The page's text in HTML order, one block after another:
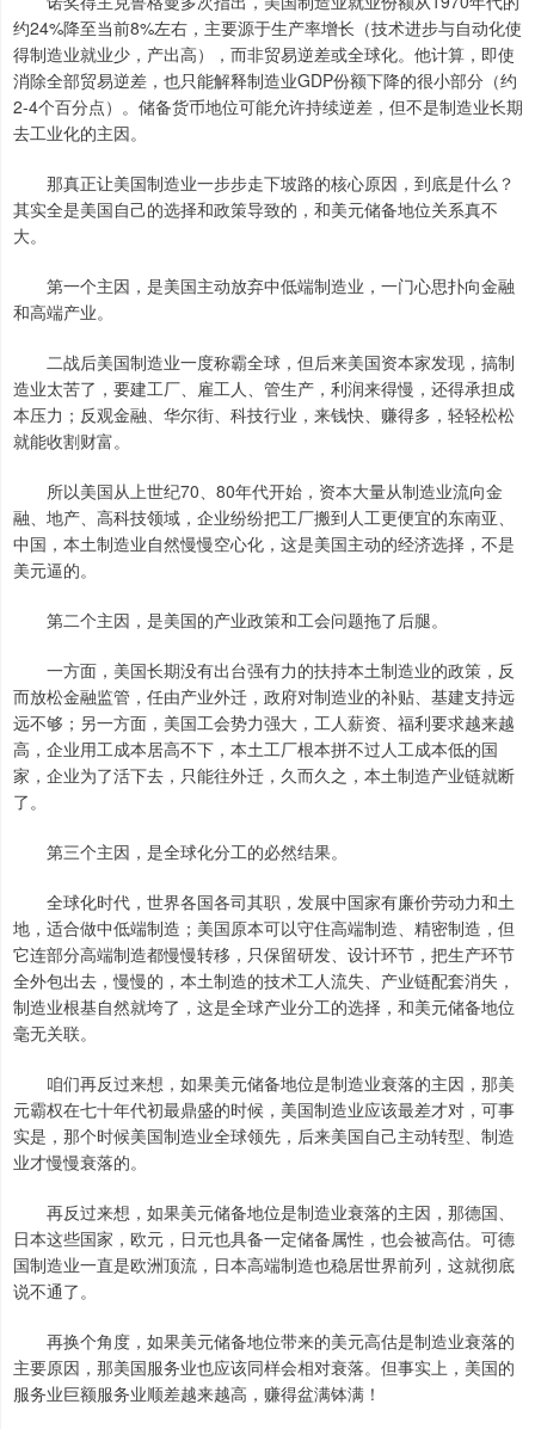
约24%降至当前8%左右，主要源于生产率增长（技术进步与自动化使
得制造业就业少，产出高），而非贸易逆差或全球化。他计算，即使
消除全部贸易逆差，也只能解释制造业GDP份额下降的很小部分（约
2-4个百分点）。储备货币地位可能允许持续逆差，但不是制造业长期
去工业化的主因。
那真正让美国制造业一步步走下坡路的核心原因，到底是什么？
其实全是美国自己的选择和政策导致的，和美元储备地位关系真不
大。
第一个主因，是美国主动放弃中低端制造业，一门心思扑向金融
和高端产业。
二战后美国制造业一度称霸全球，但后来美国资本家发现，搞制
造业太苦了，要建工厂、雇工人、管生产，利润来得慢，还得承担成
本压力；反观金融、华尔街、科技行业，来钱快、赚得多，轻轻松松
就能收割财富。
所以美国从上世纪70、80年代开始，资本大量从制造业流向金
融、地产、高科技领域，企业纷纷把工厂搬到人工更便宜的东南亚、
中国，本土制造业自然慢慢空心化，这是美国主动的经济选择，不是
美元逼的。
第二个主因，是美国的产业政策和工会问题拖了后腿。
一方面，美国长期没有出台强有力的扶持本土制造业的政策，反
而放松金融监管，任由产业外迁，政府对制造业的补贴、基建支持远
远不够；另一方面，美国工会势力强大，工人薪资、福利要求越来越
高，企业用工成本居高不下，本土工厂根本拼不过人工成本低的国
家，企业为了活下去，只能往外迁，久而久之，本土制造产业链就断
了。
第三个主因，是全球化分工的必然结果。
全球化时代，世界各国各司其职，发展中国家有廉价劳动力和土
地，适合做中低端制造；美国原本可以守住高端制造、精密制造，但
它连部分高端制造都慢慢转移，只保留研发、设计环节，把生产环节
全外包出去，慢慢的，本土制造的技术工人流失、产业链配套消失，
制造业根基自然就垮了，这是全球产业分工的选择，和美元储备地位
毫无关联。
咱们再反过来想，如果美元储备地位是制造业衰落的主因，那美
元霸权在七十年代初最鼎盛的时候，美国制造业应该最差才对，可事
实是，那个时候美国制造业全球领先，后来美国自己主动转型、制造
业才慢慢衰落的。
再反过来想，如果美元储备地位是制造业衰落的主因，那德国、
日本这些国家，欧元，日元也具备一定储备属性，也会被高估。可德
国制造业一直是欧洲顶流，日本高端制造也稳居世界前列，这就彻底
说不通了。
再换个角度，如果美元储备地位带来的美元高估是制造业衰落的
主要原因，那美国服务业也应该同样会相对衰落。但事实上，美国的
服务业巨额服务业顺差越来越高，赚得盆满钵满！